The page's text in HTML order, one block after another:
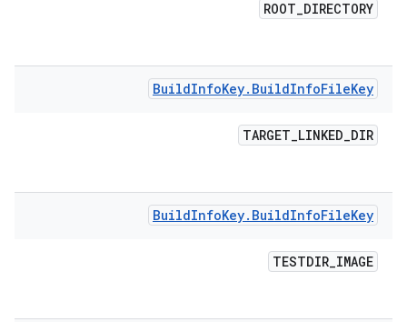
ROOT_DIRECTORY
BuildInfoKey. BuildInfoFileKey
TARGET_LINKED_DIR
BuildInfoKey. BuildInfoFileKey
TESTDIR_IMAGE